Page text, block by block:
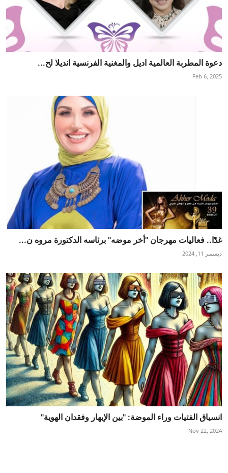
دعوة المطربة العالمية اديل والمغنية الفرنسية انديلا لح...
Feb 6, 2025
غدًا.. فعاليات مهرجان "أخر موضه" برئاسه الدكتورة مروه ن...
ديسمبر 11, 2024
انسياق الفتيات وراء الموضة: "بين الإبهار وفقدان الهوية"
Nov 22, 2024